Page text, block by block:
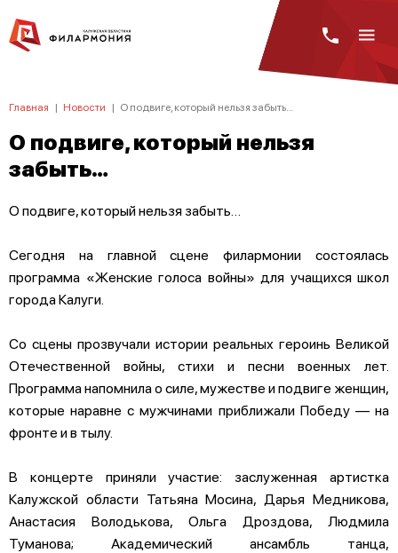
Главная | Новости | О подвиге, который нельзя забыть…
О подвиге, который нельзя
забыть…
О подвиге, который нельзя забыть…
Сегодня на главной сцене филармонии состоялась
программа «Женские голоса войны» для учащихся школ
города Калуги.
Со сцены прозвучали истории реальных героинь Великой
Отечественной войны, стихи и песни военных лет.
Программа напомнила о силе, мужестве и подвиге женщин,
которые наравне с мужчинами приближали Победу — на
фронте и в тылу.
В концерте приняли участие: заслуженная артистка
Калужской области Татьяна Мосина, Дарья Медникова,
Анастасия Володькова, Ольга Дроздова, Людмила
Туманова; Академический ансамбль танца,